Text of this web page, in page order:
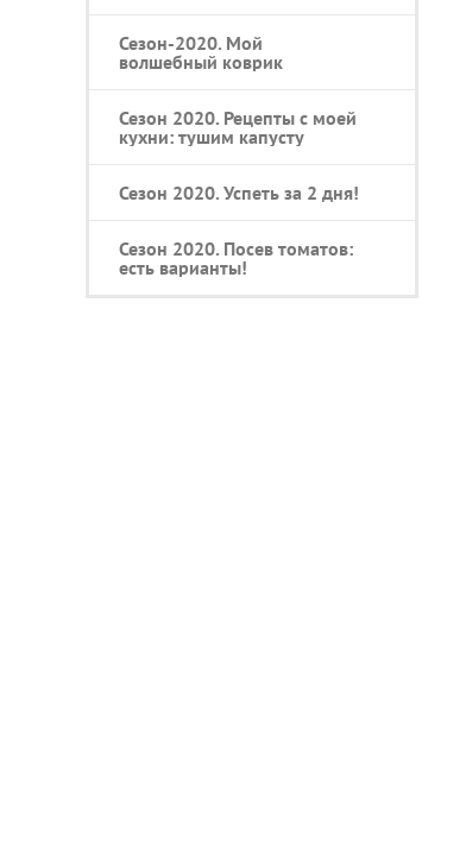
Сезон-2020. Мой
волшебный коврик
Сезон 2020. Рецепты с моей
кухни: тушим капусту
Сезон 2020. Успеть за 2 дня!
Сезон 2020. Посев томатов:
есть варианты!